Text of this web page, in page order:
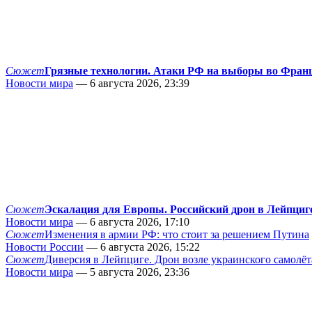
СюжетГрязные технологии. Атаки РФ на выборы во
Новости мира — 6 августа 2026, 23:39
СюжетЭскалация для Европы. Российский дрон в
Новости мира — 6 августа 2026, 17:10
СюжетИзменения в армии РФ: что стоит за решением Путина
Новости России — 6 августа 2026, 15:22
СюжетДиверсия в Лейпциге. Дрон возле украинского
Новости мира — 5 августа 2026, 23:36